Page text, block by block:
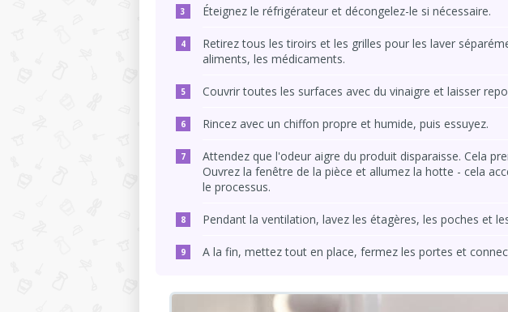
Éteignez le réfrigérateur et décongelez-le si nécessaire.
Retirez tous les tiroirs et les grilles pour les laver
aliments, les médicaments.
Couvrir toutes les surfaces avec du vinaigre et laisser
Rincez avec un chiffon propre et humide, puis essuyez.
Attendez que l'odeur aigre du produit disparaisse. Cela
Ouvrez la fenêtre de la pièce et allumez la hotte - cela
le processus.
Pendant la ventilation, lavez les étagères, les poches et
A la fin, mettez tout en place, fermez les portes et